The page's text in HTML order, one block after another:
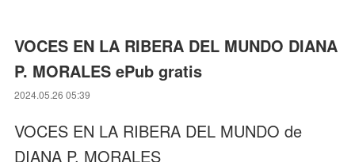
VOCES EN LA RIBERA DEL MUNDO DIANA
P. MORALES ePub gratis
2024.05.26 05:39
VOCES EN LA RIBERA DEL MUNDO de
DIANA P. MORALES